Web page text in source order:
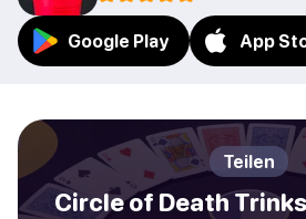
Google Play App
Teilen
Circle of Death